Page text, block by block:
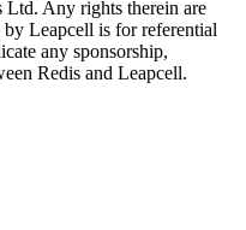
Ltd. Any rights therein are
Leapcell is for referential
any sponsorship,
Redis and Leapcell.